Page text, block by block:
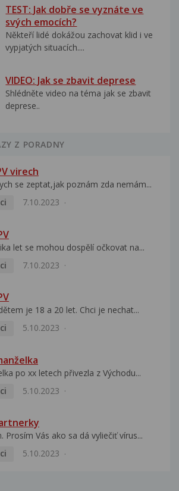
TEST: Jak dobře se vyznáte ve
svých emocích?
Někteří lidé dokážou zachovat klid i ve
vypjatých situacích....
VIDEO: Jak se zbavit deprese
Shlédněte video na téma jak se zbavit
deprese..
Z PORADNY
virech
se zeptat,jak poznám zda nemám...
7.10.2023
let se mohou dospělí očkovat na...
7.10.2023
je 18 a 20 let. Chci je nechat...
5.10.2023
po xx letech přivezla z Východu...
5.10.2023
Prosím Vás ako sa dá vyliečiť vírus...
5.10.2023